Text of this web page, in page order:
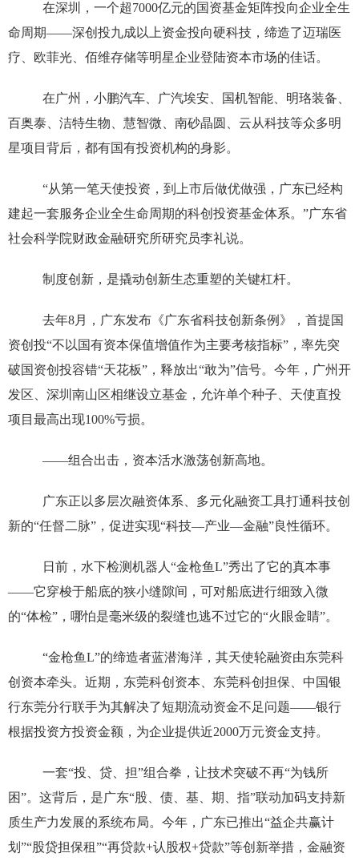
在深圳，一个超7000亿元的国资基金矩阵投向企业全生
命周期——深创投九成以上资金投向硬科技，缔造了迈瑞医
疗、欧菲光、佰维存储等明星企业登陆资本市场的佳话。
在广州，小鹏汽车、广汽埃安、国机智能、明珞装备、
百奥泰、洁特生物、慧智微、南砂晶圆、云从科技等众多明
星项目背后，都有国有投资机构的身影。
“从第一笔天使投资，到上市后做优做强，广东已经构
建起一套服务企业全生命周期的科创投资基金体系。”广东省
社会科学院财政金融研究所研究员李礼说。
制度创新，是撬动创新生态重塑的关键杠杆。
去年8月，广东发布《广东省科技创新条例》，首提国
资创投“不以国有资本保值增值作为主要考核指标”，率先突
破国资创投容错“天花板”，释放出“敢为”信号。今年，广州开
发区、深圳南山区相继设立基金，允许单个种子、天使直投
项目最高出现100%亏损。
——组合出击，资本活水激荡创新高地。
广东正以多层次融资体系、多元化融资工具打通科技创
新的“任督二脉”，促进实现“科技—产业—金融”良性循环。
日前，水下检测机器人“金枪鱼L”秀出了它的真本事
——它穿梭于船底的狭小缝隙间，可对船底进行细致入微
的“体检”，哪怕是毫米级的裂缝也逃不过它的“火眼金睛”。
“金枪鱼L”的缔造者蓝潜海洋，其天使轮融资由东莞科
创资本牵头。近期，东莞科创资本、东莞科创担保、中国银
行东莞分行联手为其解决了短期流动资金不足问题——银行
根据投资方投资金额，为企业提供近2000万元资金支持。
一套“投、贷、担”组合拳，让技术突破不再“为钱所
困”。这背后，是广东“股、债、基、期、指”联动加码支持新
质生产力发展的系统布局。今年，广东已推出“益企共赢计
划”“股贷担保租”“再贷款+认股权+贷款”等创新举措，金融资